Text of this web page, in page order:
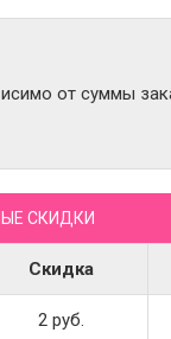
от суммы
СКИДКИ
Скидка
2 руб.